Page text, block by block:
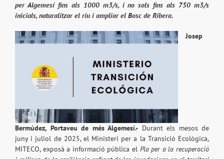
per Algemesí fins als 1000 m3/s, i no sols fins als 750 m3/s
inicials, naturalitzar el riu i ampliar el Bosc de Ribera.
Josep
Bermúdez, Portaveu de més Algemesí.- Durant els mesos de
juny i juliol de 2025, el Ministeri per a la Transició Ecològica,
MITECO, exposà a informació pública el Pla per a la recuperació